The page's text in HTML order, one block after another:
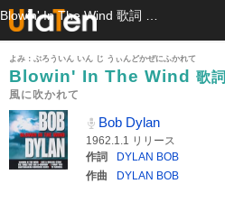
よみ：ぶろういん いん じ うぃんどかぜにふかれて
Blowin' In The Wind 歌詞
風に吹かれて
Bob Dylan
1962.1.1 リリース
作詞
DYLAN BOB
作曲
DYLAN BOB